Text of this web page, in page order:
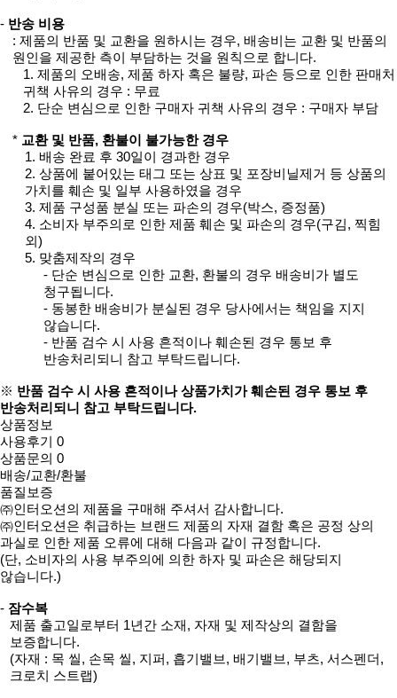
- 반송 비용
: 제품의 반품 및 교환을 원하시는 경우, 배송비는 교환 및 반품의
원인을 제공한 측이 부담하는 것을 원칙으로 합니다.
1. 제품의 오배송, 제품 하자 혹은 불량, 파손 등으로 인한 판매처
귀책 사유의 경우 : 무료
2. 단순 변심으로 인한 구매자 귀책 사유의 경우 : 구매자 부담
* 교환 및 반품, 환불이 불가능한 경우
1. 배송 완료 후 30일이 경과한 경우
2. 상품에 붙어있는 태그 또는 상표 및 포장비닐제거 등 상품의
가치를 훼손 및 일부 사용하였을 경우
3. 제품 구성품 분실 또는 파손의 경우(박스, 증정품)
4. 소비자 부주의로 인한 제품 훼손 및 파손의 경우(구김, 찍힘
외)
5. 맞춤제작의 경우
- 단순 변심으로 인한 교환, 환불의 경우 배송비가 별도
청구됩니다.
- 동봉한 배송비가 분실된 경우 당사에서는 책임을 지지
않습니다.
- 반품 검수 시 사용 흔적이나 훼손된 경우 통보 후
반송처리되니 참고 부탁드립니다.
※ 반품 검수 시 사용 흔적이나 상품가치가 훼손된 경우 통보 후
반송처리되니 참고 부탁드립니다.
상품정보
사용후기 0
상품문의 0
배송/교환/환불
품질보증
㈜인터오션의 제품을 구매해 주셔서 감사합니다.
㈜인터오션은 취급하는 브랜드 제품의 자재 결함 혹은 공정 상의
과실로 인한 제품 오류에 대해 다음과 같이 규정합니다.
(단, 소비자의 사용 부주의에 의한 하자 및 파손은 해당되지
않습니다.)
- 잠수복
제품 출고일로부터 1년간 소재, 자재 및 제작상의 결함을
보증합니다.
(자재 : 목 씰, 손목 씰, 지퍼, 흡기밸브, 배기밸브, 부츠, 서스펜더,
크로치 스트랩)